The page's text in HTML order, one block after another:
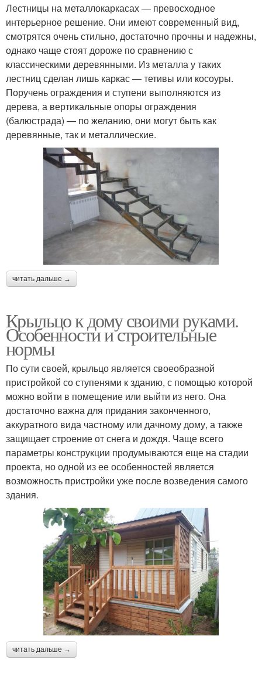
Лестницы на металлокаркасах — превосходное
интерьерное решение. Они имеют современный вид,
смотрятся очень стильно, достаточно прочны и надежны,
однако чаще стоят дороже по сравнению с
классическими деревянными. Из металла у таких
лестниц сделан лишь каркас — тетивы или косоуры.
Поручень ограждения и ступени выполняются из
дерева, а вертикальные опоры ограждения
(балюстрада) — по желанию, они могут быть как
деревянные, так и металлические.
читать дальше →
Крыльцо к дому своими руками.
Особенности и строительные
нормы
По сути своей, крыльцо является своеобразной
пристройкой со ступенями к зданию, с помощью которой
можно войти в помещение или выйти из него. Она
достаточно важна для придания законченного,
аккуратного вида частному или дачному дому, а также
защищает строение от снега и дождя. Чаще всего
параметры конструкции продумываются еще на стадии
проекта, но одной из ее особенностей является
возможность пристройки уже после возведения самого
здания.
читать дальше →